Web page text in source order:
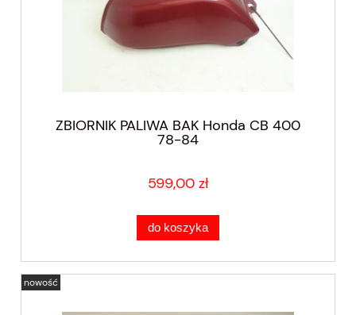
ZBIORNIK PALIWA BAK Honda CB 400
78-84
599,00 zł
do koszyka
nowość